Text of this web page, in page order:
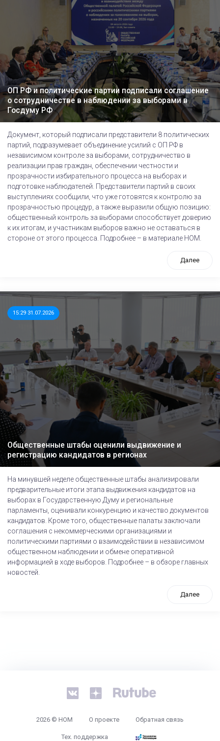
ОП РФ и политические партии подписали соглашение
о сотрудничестве в наблюдении за выборами в
Госдуму РФ
Документ, который подписали представители 8 политических
партий, подразумевает объединение усилий с ОП РФ в
независимом контроле за выборами, сотрудничество в
реализации прав граждан, обеспечении честности и
прозрачности избирательного процесса на выборах и
подготовке наблюдателей. Представители партий в своих
выступлениях сообщили, что уже готовятся к контролю за
прозрачностью процедур, а также выразили общую позицию:
общественный контроль за выборами способствует доверию
к их итогам, и участникам выборов важно не оставаться в
стороне от этого процесса. Подробнее – в материале НОМ.
Далее
15:29 31.07.2026
Общественные штабы оценили выдвижение и
регистрацию кандидатов в регионах
На минувшей неделе общественные штабы анализировали
предварительные итоги этапа выдвижения кандидатов на
выборах в Государственную Думу и региональные
парламенты, оценивали конкуренцию и качество документов
кандидатов. Кроме того, общественные палаты заключали
соглашения с некоммерческими организациями и
политическими партиями о взаимодействии в независимом
общественном наблюдении и обмене оперативной
информацией в ходе выборов. Подробнее – в обзоре главных
новостей.
Далее
2026 © НОМ О проекте Обратная связь
Тех. поддержка